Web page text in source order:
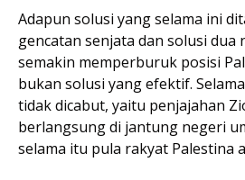
Adapun solusi yang selama ini
gencatan senjata dan solusi dua
semakin memperburuk posisi
bukan solusi yang efektif.
tidak dicabut, yaitu penjajahan
berlangsung di jantung negeri
selama itu pula rakyat Palestina